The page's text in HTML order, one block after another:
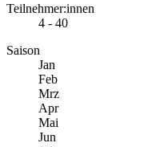
Teilnehmer:innen
4 - 40
Saison
Jan
Feb
Mrz
Apr
Mai
Jun